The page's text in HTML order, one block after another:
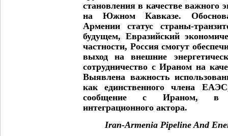
становления в качестве важного
на Южном Кавказе.
Армении статус страны-
будущем, Евразийский
частности, Россия смогут
выход на внешние
сотрудничество с Ираном на
Выявлена важность
как единственного члена
сообщение с Ираном, в
интеграционного актора.
Iran-Armenia Pipeline And